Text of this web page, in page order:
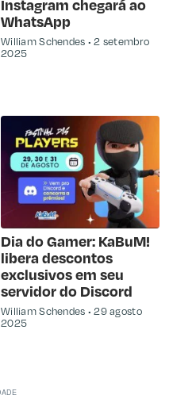
Instagram chegará ao
WhatsApp
William Schendes
2 setembro
2025
Dia do Gamer: KaBuM!
libera descontos
exclusivos em seu
servidor do Discord
William Schendes
29 agosto
2025